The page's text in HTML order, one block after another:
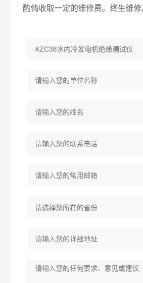
酌情收取一定的维修费。终生维修